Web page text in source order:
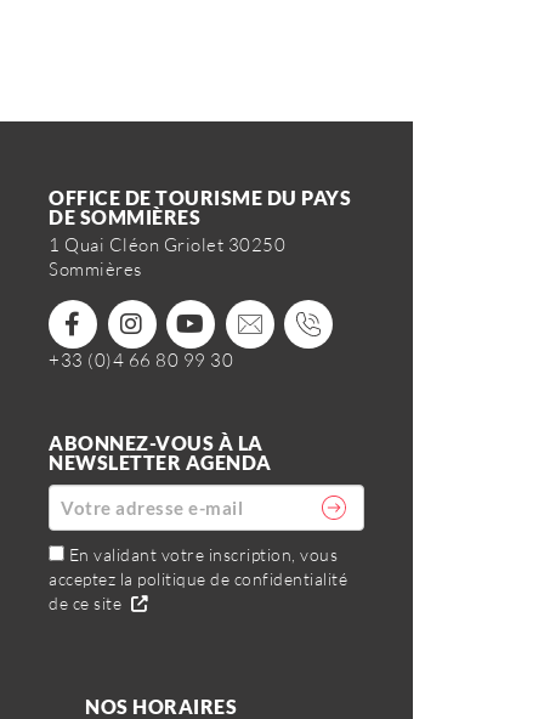
OFFICE DE TOURISME DU PAYS
DE SOMMIÈRES
1 Quai Cléon Griolet 30250
Sommières
+33 (0)4 66 80 99 30
ABONNEZ-VOUS À LA
NEWSLETTER AGENDA
En validant votre inscription, vous
acceptez la politique de confidentialité
de ce site
NOS HORAIRES